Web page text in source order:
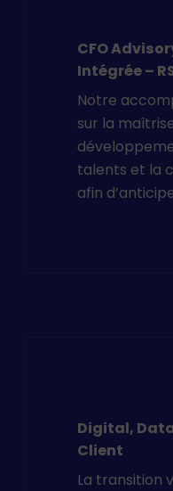
CFO
Intégrée –
Notre
sur la
talents et la
afin
Digital,
Client
La transition